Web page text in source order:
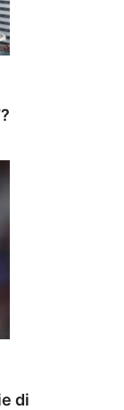
di